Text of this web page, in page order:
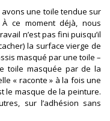
une toile tendue sur
ce moment déjà, nous
n’est pas fini puisqu’il
la surface vierge de
masqué par une toile –
toile masquée par de la
« raconte » à la fois une
le masque de la peinture.
sur l’adhésion sans